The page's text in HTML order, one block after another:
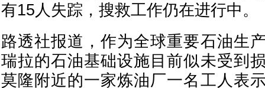
有15人失踪，搜救工作仍在进行中。
路透社报道，作为全球重要石油生
瑞拉的石油基础设施目前似未受到
莫隆附近的一家炼油厂一名工人表